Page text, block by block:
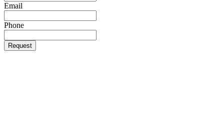
Email
Phone
Request